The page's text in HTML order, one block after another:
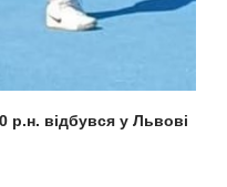
р.н. відбувся у Львові